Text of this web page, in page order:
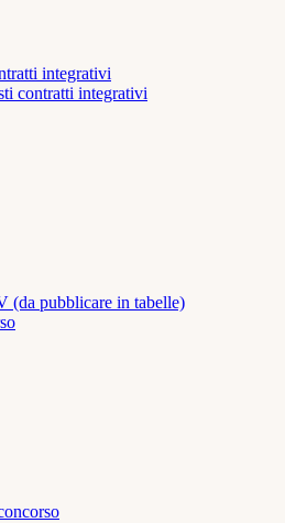
integrativi
contratti integrativi
(da pubblicare in tabelle)